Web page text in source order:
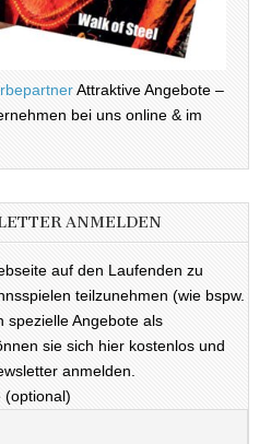
Attraktive Angebote –
bei uns online & im
ANMELDEN
auf den Laufenden zu
teilzunehmen (wie bspw.
spezielle Angebote als
sie sich hier kostenlos und
anmelden.
(optional)